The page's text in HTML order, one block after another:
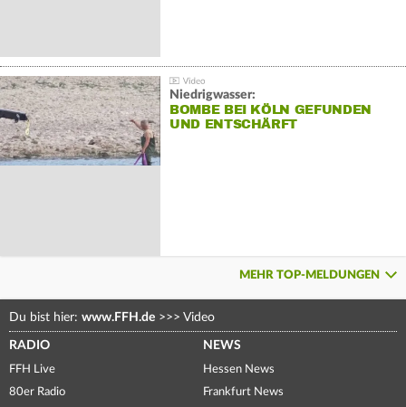
Niedrigwasser:
BOMBE BEI KÖLN GEFUNDEN
UND ENTSCHÄRFT
MEHR TOP-MELDUNGEN
Du bist hier: www.FFH.de >>> Video
RADIO
FFH Live
80er Radio
NEWS
Hessen News
Frankfurt News